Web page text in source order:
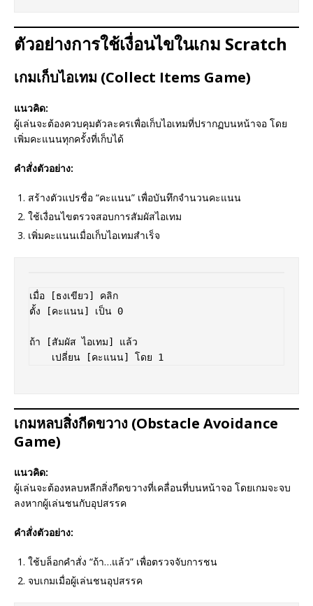
ตัวอย่างการใช้เงื่อนไขในเกม Scratch
เกมเก็บไอเทม (Collect Items Game)
แนวคิด:
ผู้เล่นจะต้องควบคุมตัวละครเพื่อเก็บไอเทมที่ปรากฏบนหน้าจอ โดย
เพิ่มคะแนนทุกครั้งที่เก็บได้
คำสั่งตัวอย่าง:
สร้างตัวแปรชื่อ “คะแนน” เพื่อบันทึกจำนวนคะแนน
ใช้เงื่อนไขตรวจสอบการสัมผัสไอเทม
เพิ่มคะแนนเมื่อเก็บไอเทมสำเร็จ
เมื่อ [ธงเขียว] คลิก
ตั้ง [คะแนน] เป็น 0
ถ้า [สัมผัส ไอเทม] แล้ว
เกมหลบสิ่งกีดขวาง (Obstacle Avoidance
Game)
แนวคิด:
ผู้เล่นจะต้องหลบหลีกสิ่งกีดขวางที่เคลื่อนที่บนหน้าจอ โดยเกมจะจบ
ลงหากผู้เล่นชนกับอุปสรรค
คำสั่งตัวอย่าง:
ใช้บล็อกคำสั่ง “ถ้า…แล้ว” เพื่อตรวจจับการชน
จบเกมเมื่อผู้เล่นชนอุปสรรค